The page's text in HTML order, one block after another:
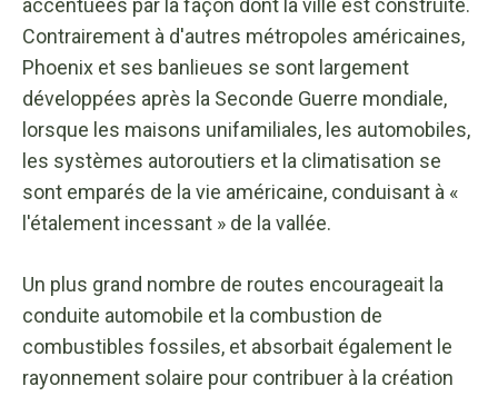
accentuées par la façon dont la ville est construite.
Contrairement à d'autres métropoles américaines,
Phoenix et ses banlieues se sont largement
développées après la Seconde Guerre mondiale,
lorsque les maisons unifamiliales, les automobiles,
les systèmes autoroutiers et la climatisation se
sont emparés de la vie américaine, conduisant à «
l'étalement incessant » de la vallée.
Un plus grand nombre de routes encourageait la
conduite automobile et la combustion de
combustibles fossiles, et absorbait également le
rayonnement solaire pour contribuer à la création